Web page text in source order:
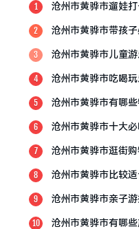
1 沧州市黄骅市遛娃打
2
沧州市黄骅市带孩
3 沧州市黄骅市儿童
4 沧州市黄骅市吃喝玩
5
沧州市黄骅市有哪些
6 沧州市黄骅市十大
7 沧州市黄骅市逛街
8
沧州市黄骅市比较适
9 沧州市黄骅市亲子游
10 沧州市黄骅市有哪些